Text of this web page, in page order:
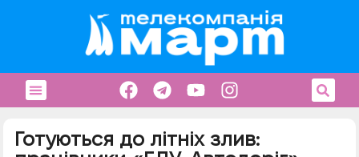
Готуються до літніх злив: